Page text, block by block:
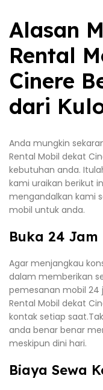
Alasan
Rental
Cinere
dari
Anda mungkin
Rental Mobil dekat
kebutuhan anda.
kami uraikan berikut
mengandalkan kami
mobil untuk anda.
Buka 24 Jam
Agar menjangkau
dalam memberikan
pemesanan mobil 24
Rental Mobil dekat
kontak setiap
anda benar benar
meskipun dini hari.
Biaya Sewa